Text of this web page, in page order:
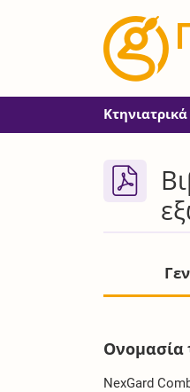
Ονομασία
NexGard